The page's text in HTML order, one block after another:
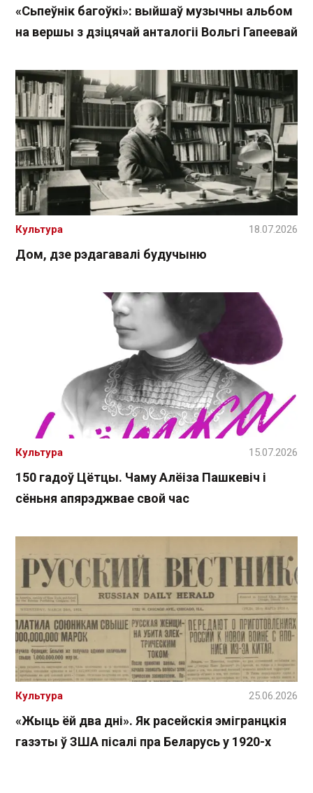
«Сьпеўнік багоўкі»: выйшаў музычны альбом
на вершы з дзіцячай анталогіі Вольгі Гапеевай
Дом, дзе рэдагавалі будучыню
Культура 18.07.2026
150 гадоў Цётцы. Чаму Алёіза Пашкевіч і
сёньня апярэджвае свой час
Культура 15.07.2026
«Жыць ёй два дні». Як расейскія эмігранцкія
газэты ў ЗША пісалі пра Беларусь у 1920-х
Культура 25.06.2026